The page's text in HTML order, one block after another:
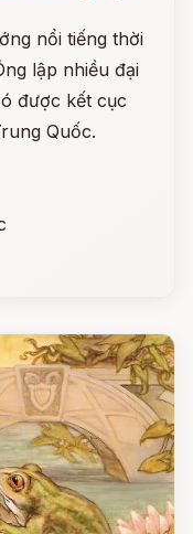
nổi tiếng thời
lập nhiều đại
được kết cục
Quốc.